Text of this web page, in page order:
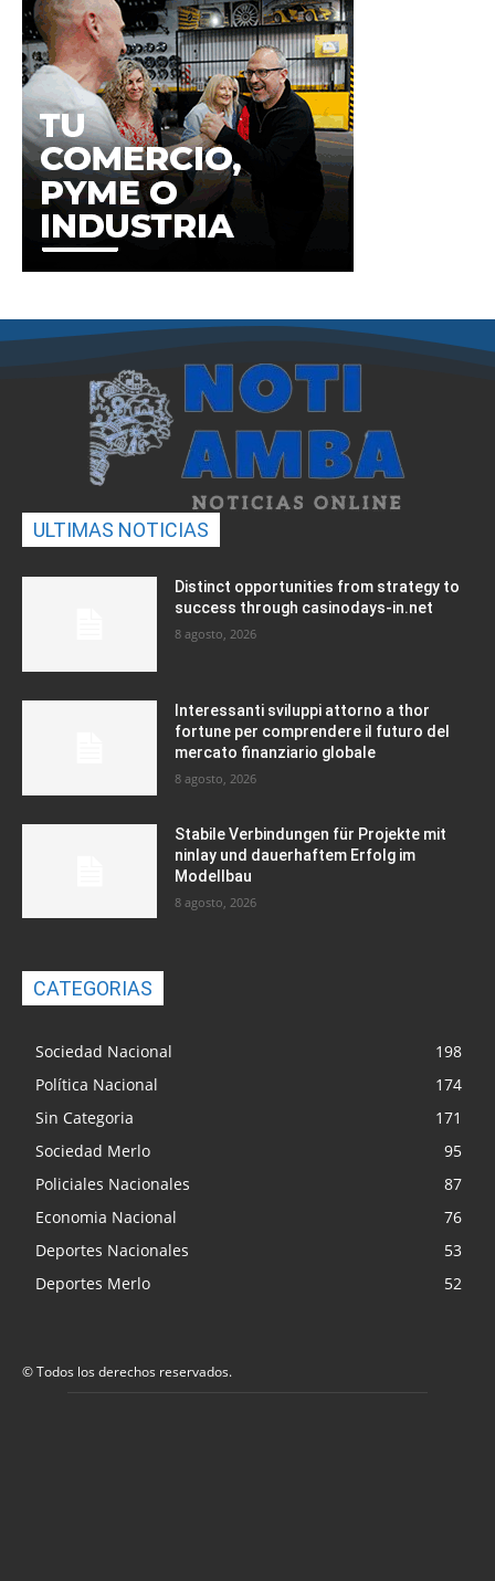
ULTIMAS NOTICIAS
Distinct opportunities from strategy to
success through casinodays-in.net
8 agosto, 2026
Interessanti sviluppi attorno a thor
fortune per comprendere il futuro del
mercato finanziario globale
8 agosto, 2026
Stabile Verbindungen für Projekte mit
ninlay und dauerhaftem Erfolg im
Modellbau
8 agosto, 2026
CATEGORIAS
Sociedad Nacional
198
Política Nacional
174
Sin Categoria
171
Sociedad Merlo
95
Policiales Nacionales
87
Economia Nacional
76
Deportes Nacionales
53
Deportes Merlo
52
© Todos los derechos reservados.